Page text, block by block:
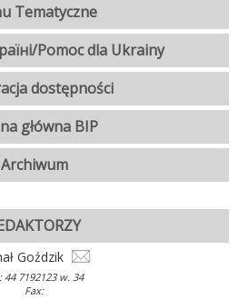
Tematyczne
Pomoc dla Ukrainy
dostępności
główna BIP
Archiwum
Goździk
44 7192123 w. 34
Fax: